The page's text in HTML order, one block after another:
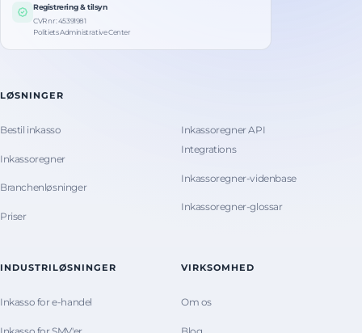
Registrering & tilsyn
CVR nr: 45391981
Politiets Administrative Center
LØSNINGER
Bestil inkasso
Inkassoregner
Branchenløsninger
Priser
Inkassoregner API
Integrations
Inkassoregner-videnbase
Inkassoregner-glossar
INDUSTRILØSNINGER
Inkasso for e-handel
VIRKSOMHED
Om os